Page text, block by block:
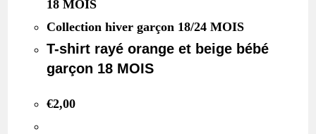
Collection hiver garçon 18/24 MOIS
T-shirt rayé orange et beige bébé
garçon 18 MOIS
€2,00